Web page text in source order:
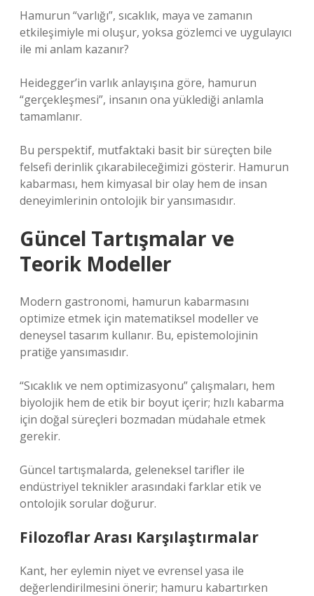
Hamurun “varlığı”, sıcaklık, maya ve zamanın
etkileşimiyle mi oluşur, yoksa gözlemci ve uygulayıcı
ile mi anlam kazanır?
Heidegger’in varlık anlayışına göre, hamurun
“gerçekleşmesi”, insanın ona yüklediği anlamla
tamamlanır.
Bu perspektif, mutfaktaki basit bir süreçten bile
felsefi derinlik çıkarabileceğimizi gösterir. Hamurun
kabarması, hem kimyasal bir olay hem de insan
deneyimlerinin ontolojik bir yansımasıdır.
Güncel Tartışmalar ve
Teorik Modeller
Modern gastronomi, hamurun kabarmasını
optimize etmek için matematiksel modeller ve
deneysel tasarım kullanır. Bu, epistemolojinin
pratiğe yansımasıdır.
“Sıcaklık ve nem optimizasyonu” çalışmaları, hem
biyolojik hem de etik bir boyut içerir; hızlı kabarma
için doğal süreçleri bozmadan müdahale etmek
gerekir.
Güncel tartışmalarda, geleneksel tarifler ile
endüstriyel teknikler arasındaki farklar etik ve
ontolojik sorular doğurur.
Filozoflar Arası Karşılaştırmalar
Kant, her eylemin niyet ve evrensel yasa ile
değerlendirilmesini önerir; hamuru kabartırken